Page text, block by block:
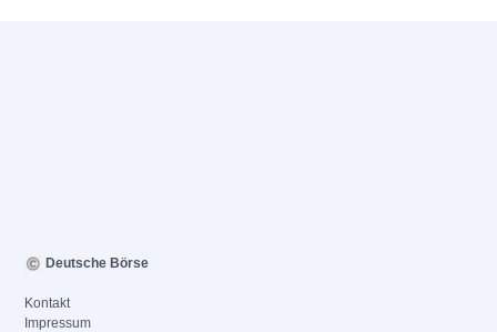
Deutsche Börse
Kontakt
Impressum